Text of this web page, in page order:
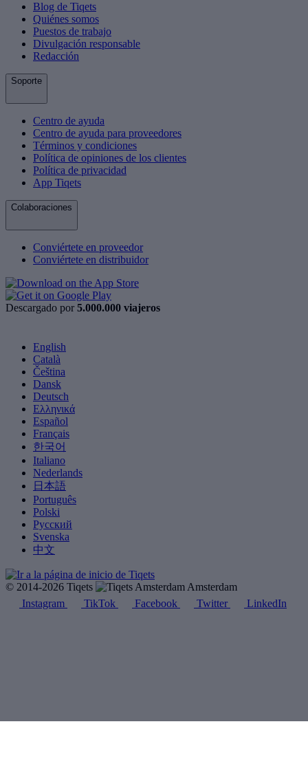
Blog de Tiqets
Quiénes somos
Puestos de trabajo
Divulgación responsable
Redacción
Soporte
Centro de ayuda
Centro de ayuda para proveedores
Términos y condiciones
Política de opiniones de los clientes
Política de privacidad
App Tiqets
Colaboraciones
Conviértete en proveedor
Conviértete en distribuidor
Descargado por 5.000.000 viajeros
English
Català
Čeština
Dansk
Deutsch
Ελληνικά
Español
Français
한국어
Italiano
Nederlands
日本語
Português
Polski
Русский
Svenska
中文
© 2014-2026 Tiqets
Amsterdam
Instagram
TikTok Facebook Twitter LinkedIn